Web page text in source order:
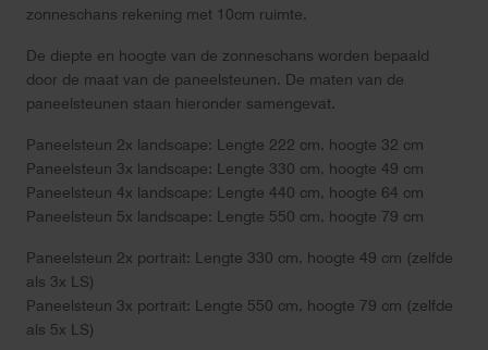
zonneschans rekening met 10cm ruimte.
De diepte en hoogte van de zonneschans worden bepaald
door de maat van de paneelsteunen. De maten van de
paneelsteunen staan hieronder samengevat.
Paneelsteun 2x landscape: Lengte 222 cm, hoogte 32 cm
Paneelsteun 3x landscape: Lengte 330 cm, hoogte 49 cm
Paneelsteun 4x landscape: Lengte 440 cm, hoogte 64 cm
Paneelsteun 5x landscape: Lengte 550 cm, hoogte 79 cm
Paneelsteun 2x portrait: Lengte 330 cm, hoogte 49 cm (zelfde
als 3x LS)
Paneelsteun 3x portrait: Lengte 550 cm, hoogte 79 cm (zelfde
als 5x LS)